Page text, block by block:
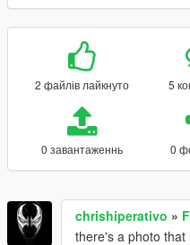
2 файлів лайкнуто 5
0 завантаженнь 0
chrishiperativo »
there's a photo that